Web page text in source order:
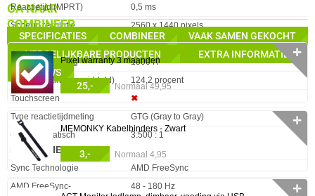
GA NAAR
SPECIFICATIES COMBINEER
VAAK SAMEN GEKOCHT
VERGELIJKBARE PRODUCTEN
EXTRA INFORMATIE
REVIEWS
Reactietijd (MPRT)
0,5 ms
Scherm resolutie
2560 x 1440 pixels
Reactietijd
1 ms
Schermkromming
1500 R
sRGB-dekking (gemiddeld)
124,2 procent
Touchscreen
✖︎
Type reactietijdmeting
GTG (Gray to Gray)
Contrast Statisch
3.500 : 1
PRESTATIE
Eigenschap Waarde
Sync Technologie
AMD FreeSync
AMD FreeSync-
48 - 180 Hz
COMBINEER
Pixel warranty 3 maanden
25,- Normaal 49,95
✛
MEMONKY Kabelbinders - Zwart
3,- Normaal 4,95
✛
✛